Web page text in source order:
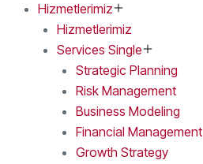
Hizmetlerimiz
Hizmetlerimiz
Services Single
Strategic Planning
Risk Management
Business Modeling
Financial Management
Growth Strategy